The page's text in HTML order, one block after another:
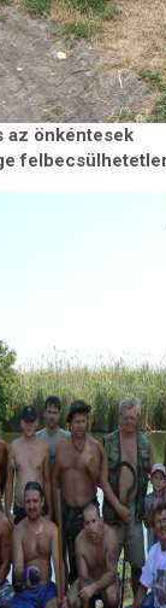
az önkéntesek